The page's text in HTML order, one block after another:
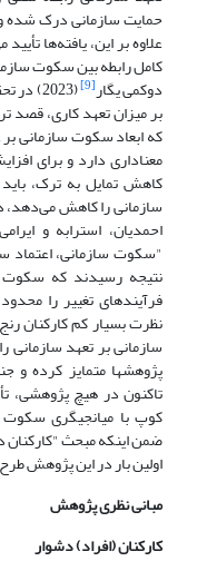
حمایت سازمانی درک شده
علاوه بر این، یافته‌ها
کامل رابطه بین سکوت
دوکمی یگار[9]
(2023)
بر میزان تعهد کاری، قصد
که ابعاد سکوت سازمانی
معناداری دارد و برای
کاهش تمایل به ترک،
سازمانی را کاهش
احمدیان، استرابه و ایرامی
"سکوت سازمانی، اعتماد
نتیجه رسیدند که سکوت
فرآیندهای تغییر را
نظرت بسیار کم کارکنان
سازمانی بر تعهد
پژوهش­ها متمایز کرده و
تاکنون در هیچ پژوهشی،
کوپ با میانجیگری
ضمن اینکه مبحث
اولین بار در این پژوهش
مبانی نظری پژوهش
کارکنان (افراد) دشوار